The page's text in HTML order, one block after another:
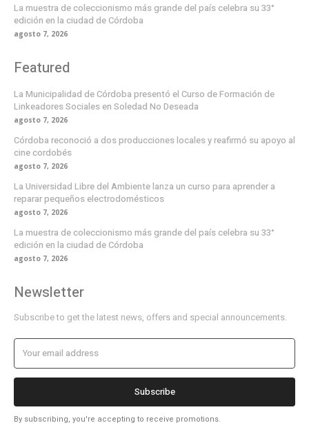
La muestra de coleccionismo más grande del país celebra su 33°
edición en la ciudad de Córdoba
agosto 7, 2026
Featured
La Municipalidad de Córdoba presentó el Curso de Formación de
Linkeadores Sociales en Soledad No Deseada
agosto 7, 2026
Córdoba reconoció a dos producciones locales y reafirmó su apoyo al
cine cordobés
agosto 7, 2026
La Universidad Libre del Ambiente lanza un curso para aprender a
reparar pequeños electrodomésticos
agosto 7, 2026
La muestra de coleccionismo más grande del país celebra su 33°
edición en la ciudad de Córdoba
agosto 7, 2026
Newsletter
Subscribe to get the latest news, offers and special announcements.
Subscribe
By subscribing, you're accepting to receive promotions.